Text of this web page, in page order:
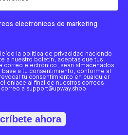
electrónicos de marketing
leído la política de privacidad haciendo
a nuestro boletín, aceptas que tus
correo electrónico, sean almacenados.
base a tu consentimiento, conforme al
revocar tu consentimiento en cualquier
enlace al final de nuestros correos
a support@upway.shop.
ahora